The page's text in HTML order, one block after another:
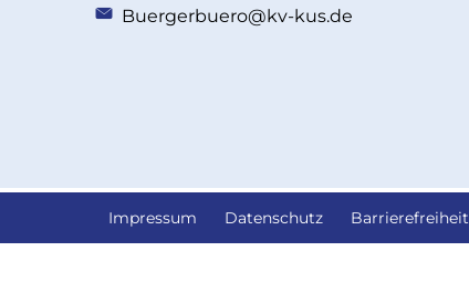
Buergerbuero@kv-kus.de
Impressum Datenschutz Barrierefreiheit